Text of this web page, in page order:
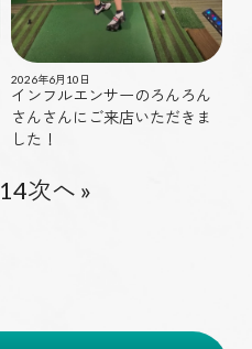
2026年6月10日
インフルエンサーのろんろん
さんさんにご来店いただきま
した！
14次へ »